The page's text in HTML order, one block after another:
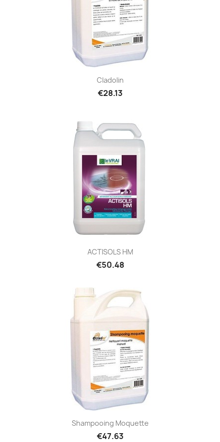
Cladolin
€28.13
ACTISOLS HM
€50.48
Shampooing Moquette
€47.63